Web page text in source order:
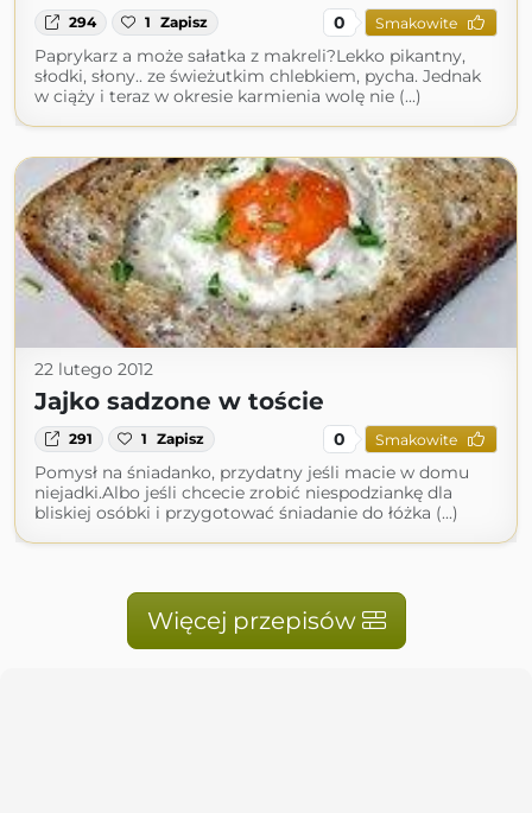
294 1 Zapisz 0 Smakowite
Paprykarz a może sałatka z makreli?Lekko pikantny,
słodki, słony.. ze świeżutkim chlebkiem, pycha. Jednak
w ciąży i teraz w okresie karmienia wolę nie (...)
22 lutego 2012
Jajko sadzone w toście
291 1 Zapisz 0 Smakowite
Pomysł na śniadanko, przydatny jeśli macie w domu
niejadki.Albo jeśli chcecie zrobić niespodziankę dla
bliskiej osóbki i przygotować śniadanie do łóżka (...)
Więcej przepisów